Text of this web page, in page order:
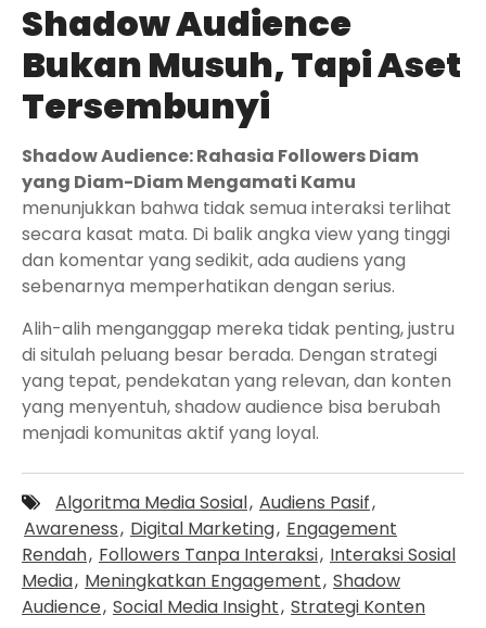
Shadow Audience
Bukan Musuh, Tapi Aset
Tersembunyi
Shadow Audience: Rahasia Followers Diam
yang Diam-Diam Mengamati Kamu
menunjukkan bahwa tidak semua interaksi terlihat
secara kasat mata. Di balik angka view yang tinggi
dan komentar yang sedikit, ada audiens yang
sebenarnya memperhatikan dengan serius.
Alih-alih menganggap mereka tidak penting, justru
di situlah peluang besar berada. Dengan strategi
yang tepat, pendekatan yang relevan, dan konten
yang menyentuh, shadow audience bisa berubah
menjadi komunitas aktif yang loyal.
Algoritma Media Sosial, Audiens Pasif,
Awareness, Digital Marketing, Engagement
Rendah, Followers Tanpa Interaksi, Interaksi Sosial
Media, Meningkatkan Engagement, Shadow
Audience, Social Media Insight, Strategi Konten